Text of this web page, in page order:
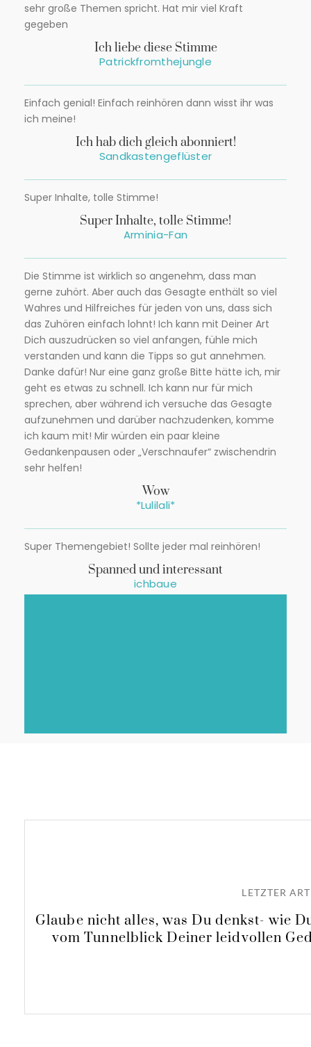
sehr große Themen spricht. Hat mir viel Kraft
gegeben
Ich liebe diese Stimme
Patrickfromthejungle
Einfach genial! Einfach reinhören dann wisst ihr was
ich meine!
Ich hab dich gleich abonniert!
Sandkastengeflüster
Super Inhalte, tolle Stimme!
Super Inhalte, tolle Stimme!
Arminia-Fan
Die Stimme ist wirklich so angenehm, dass man
gerne zuhört. Aber auch das Gesagte enthält so viel
Wahres und Hilfreiches für jeden von uns, dass sich
das Zuhören einfach lohnt! Ich kann mit Deiner Art
Dich auszudrücken so viel anfangen, fühle mich
verstanden und kann die Tipps so gut annehmen.
Danke dafür! Nur eine ganz große Bitte hätte ich, mir
geht es etwas zu schnell. Ich kann nur für mich
sprechen, aber während ich versuche das Gesagte
aufzunehmen und darüber nachzudenken, komme
ich kaum mit! Mir würden ein paar kleine
Gedankenpausen oder „Verschnaufer“ zwischendrin
sehr helfen!
Wow
*Lulilali*
Super Themengebiet! Sollte jeder mal reinhören!
Spanned und interessant
ichbaue
LETZTER
Glaube nicht alles, was Du denkst- wie
vom Tunnelblick Deiner leidvollen